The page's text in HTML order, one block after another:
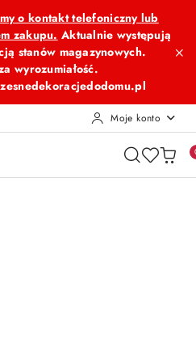
o kontakt telefoniczny lub
zakupu. Aktualnie występują
stanów magazynowych.
wyrozumiałość.
Moje konto